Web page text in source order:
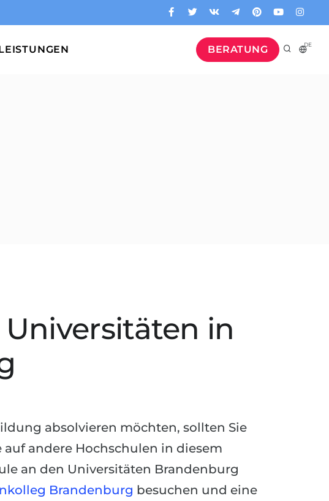
BERATUNG DE
in
absolvieren möchten, sollten Sie
auf andere Hochschulen in diesem
an den Universitäten Brandenburg
Brandenburg besuchen und eine